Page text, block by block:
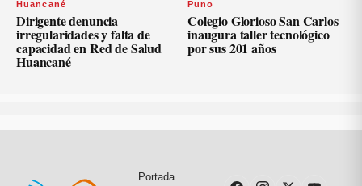
Huancané
Dirigente denuncia
irregularidades y falta de
capacidad en Red de Salud
Huancané
Puno
Colegio Glorioso San Carlos
inaugura taller tecnológico
por sus 201 años
Portada